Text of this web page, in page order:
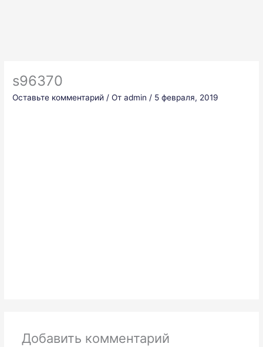
s96370
Оставьте комментарий / Отadmin/ 5 февраля, 2019
Добавить комментарий